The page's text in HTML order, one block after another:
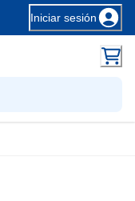
Iniciar sesión